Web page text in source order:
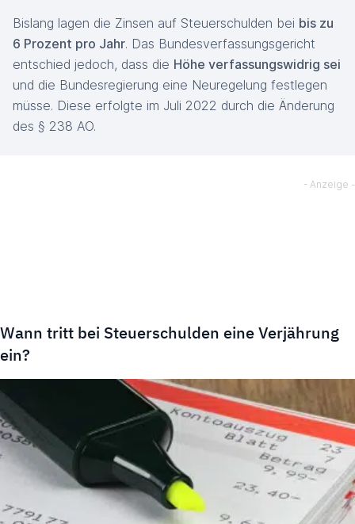
Bislang lagen die Zinsen auf Steuerschulden bei bis zu
6 Prozent pro Jahr. Das Bundesverfassungsgericht
entschied jedoch, dass die Höhe verfassungswidrig sei
und die Bundesregierung eine Neuregelung festlegen
müsse. Diese erfolgte im Juli 2022 durch die Änderung
des § 238 AO.
Wann tritt bei Steuerschulden eine Verjährung
ein?